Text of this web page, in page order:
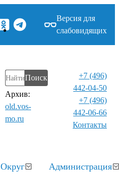
Версия для
слабовидящих
Поиск
Архив:
old.vos-
mo.ru
+7 (496)
442-04-50
+7 (496)
442-06-66
Контакты⁠
Округ Администрация